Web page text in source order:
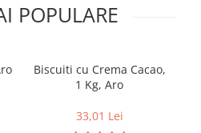
si
POPULARE
Biscuiti cu Crema Cacao,
1 Kg, Aro
33,01 Lei